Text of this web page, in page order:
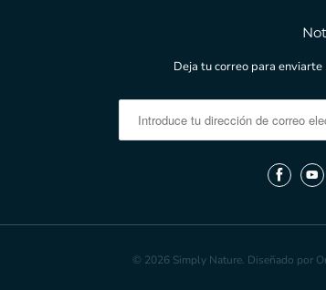
Deja tu correo para
© 2026 Simply Nature. Diseñado por